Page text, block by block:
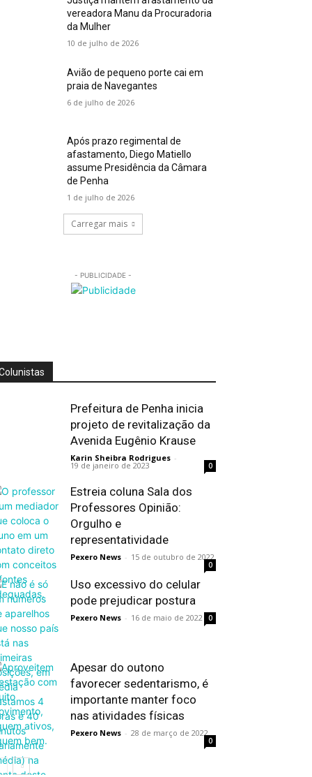
vereadora Manu da Procuradoria
da Mulher
10 de julho de 2026
Avião de pequeno porte cai em
praia de Navegantes
6 de julho de 2026
Após prazo regimental de
afastamento, Diego Matiello
assume Presidência da Câmara
de Penha
1 de julho de 2026
Carregar mais
- PUBLICIDADE -
Prefeitura de Penha inicia
projeto de revitalização da
Avenida Eugênio Krause
Karin Sheibra Rodrigues -
19 de janeiro de 2023 0
Estreia coluna Sala dos
Professores Opinião:
Orgulho e
representatividade
Pexero News - 15 de outubro de 2022
0
Uso excessivo do celular
pode prejudicar postura
Pexero News - 16 de maio de 2022 0
Apesar do outono
favorecer sedentarismo, é
importante manter foco
nas atividades físicas
Pexero News - 28 de março de 2022
0